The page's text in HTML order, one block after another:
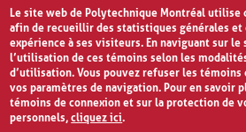
Le site web de Polytechnique Montréal utilise
afin de recueillir des statistiques générales
expérience à ses visiteurs. En naviguant sur le
l’utilisation de ces témoins selon les
d’utilisation. Vous pouvez refuser les
vos paramètres de navigation. Pour en savoir
témoins de connexion et sur la protection de
personnels,cliquez ici.